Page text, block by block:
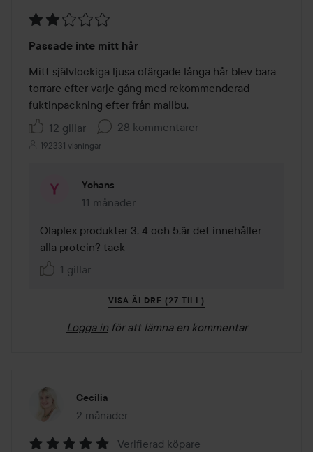
2
av
5
Passade inte mitt hår
Mitt självlockiga ljusa ofärgade långa hår blev bara
torrare efter varje gång med rekommenderad
fuktinpackning efter från malibu.
12 gillar
28 kommentarer
192331 visningar
Yohans
11 månader
Kommentaren lades 11 månader
Olaplex produkter 3, 4 och 5,är det innehåller
alla protein? tack
1 gillar
VISA ÄLDRE (27 TILL)
Logga in för att lämna en kommentar
Cecilia
2 månader
Inlägget skapades 2 månader
Verifierad köpare